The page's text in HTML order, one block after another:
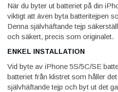
När du byter ut batteriet på din
viktigt att även byta batteritejpen
Denna självhäftande tejp
och säkert, precis som originalet.
ENKEL INSTALLATION
Vid byte av iPhone 5S/5C/SE
batteriet från klistret som håller
självhäftande tejp och byt ut det